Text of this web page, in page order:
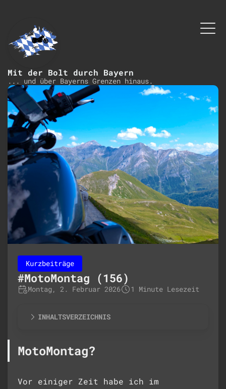
Mit der Bolt durch Bayern
... und über Bayerns Grenzen hinaus.
Kurzbeiträge
#MotoMontag (156)
Montag, 2. Februar 2026 1 Minute Lesezeit
INHALTSVERZEICHNIS
MotoMontag?
Vor einiger Zeit habe ich im